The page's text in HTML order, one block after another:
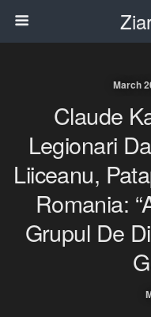
March
Claude
Legionari
Liiceanu,
Romania:
Grupul De